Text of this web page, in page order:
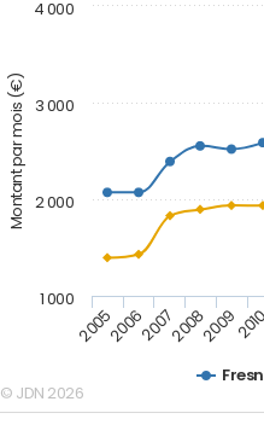
Montant par mois (€)
200520062007200820092010
1 000
2 000
3 000
4 000
© JDN 2026